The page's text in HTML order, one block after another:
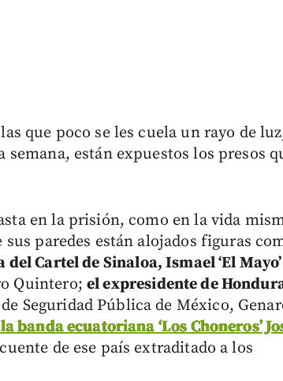
que poco se les cuela un rayo de
están expuestos los presos
en la prisión, como en la vida
paredes están alojados figuras
del Cartel de Sinaloa, Ismael ‘El Mayo’
Quintero; el expresidente de
Seguridad Pública de México,
banda ecuatoriana ‘Los Choneros’
de ese país extraditado a los